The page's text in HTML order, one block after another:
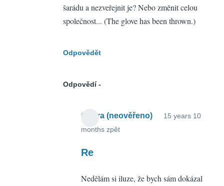
šarádu a nezveřejnit je? Nebo změnit celou
společnost... (The glove has been thrown.)
Odpovědět
Odpovědí
Ondra (neověřeno)
15 years 10
months zpět
Re:
Re
Nedělám si iluze, že bych sám dokázal